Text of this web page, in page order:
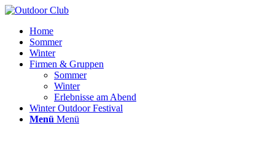
Home
Sommer
Winter
Firmen & Gruppen
Sommer
Winter
Erlebnisse am Abend
Winter Outdoor Festival
Menü Menü